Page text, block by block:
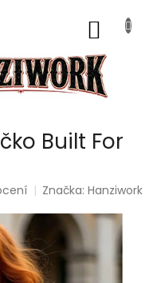
Built For
Značka:Hanziwork